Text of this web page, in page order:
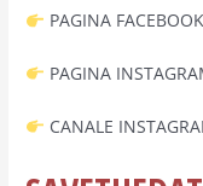
PAGINA
PAGINA
CANALE